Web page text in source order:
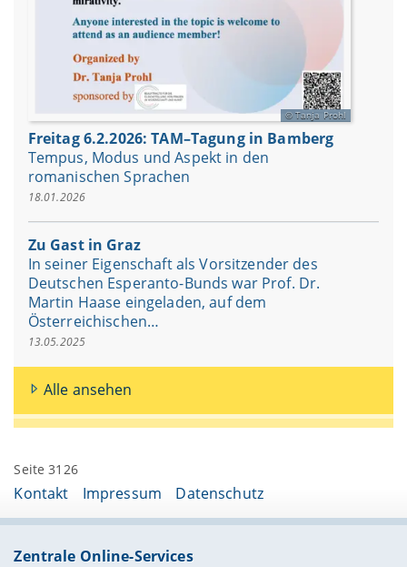
Tanja Prohl
Freitag 6.2.2026: TAM–Tagung in Bamberg
Tempus, Modus und Aspekt in den
romanischen Sprachen
18.01.2026
Zu Gast in Graz
In seiner Eigenschaft als Vorsitzender des
Deutschen Esperanto-Bunds war Prof. Dr.
Martin Haase eingeladen, auf dem
Österreichischen…
13.05.2025
Alle ansehen
Seite 3126
Kontakt Impressum Datenschutz
Zentrale Online-Services